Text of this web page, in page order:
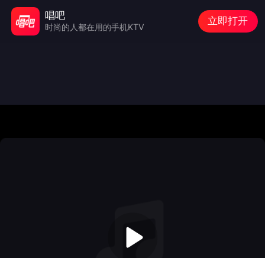
唱吧
时尚的人都在用的手机KTV
立即打开